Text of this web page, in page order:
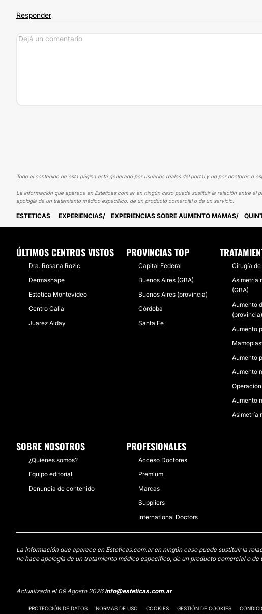
Responder
Todo el contenido de esta página está generado por usuarios reales del portal y no por doctores o
La información que aparece en Esteticas.com.ar en ningún caso puede sustituir la relación entre el
apología de un tratamiento médico específico, de un producto comercial o de un servicio.
ESTETICAS EXPERIENCIAS EXPERIENCIAS SOBRE AUMENTO MAMAS
ÚLTIMOS CENTROS VISTOS
Dra. Rosana Rozic
Dermashape
Estetica Montevideo
Centro Calia
Juarez Alday
PROVINCIAS TOP
Capital Federal
Buenos Aires (GBA)
Buenos Aires (provincia)
Córdoba
Santa Fe
Cirugía
Asimetría
(GBA)
Aumento
(provincia)
Aumento
Aumento
Aumento
Aumento
Asimetría
SOBRE NOSOTROS
¿Quiénes somos?
Equipo editorial
Denuncia de contenido
PROFESIONALES
Acceso Doctores
Premium
Marcas
Suppliers
International Doctors
La información que aparece en Esteticas.com.ar en ningún caso puede sustituir la
no hace apología de un tratamiento médico específico, de un producto comercial o de
Actualizado el 09 Agosto 2026info@esteticas.com.ar
PROTECCIÓN DE DATOS NORMAS DE USO COOKIES GESTIÓN DE COOKIES